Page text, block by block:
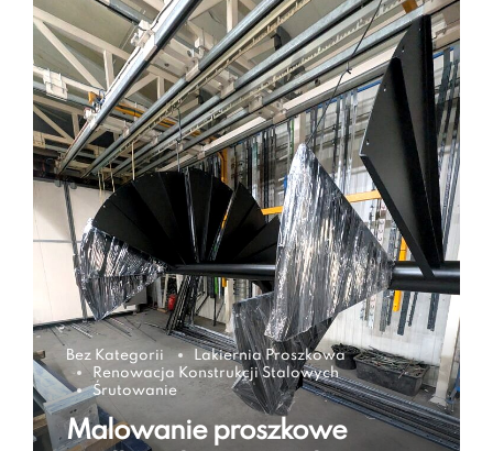
Bez Kategorii
Lakiernia Proszkowa
Renowacja Konstrukcji Stalowych
Śrutowanie
Malowanie proszkowe